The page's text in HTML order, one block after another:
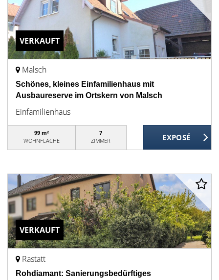
VERKAUFT
Malsch
Schönes, kleines Einfamilienhaus mit
Ausbaureserve im Ortskern von Malsch
Einfamilienhaus
99 m²
WOHNFLÄCHE
7
ZIMMER
VERKAUFT
Rastatt
Rohdiamant: Sanierungsbedürftiges